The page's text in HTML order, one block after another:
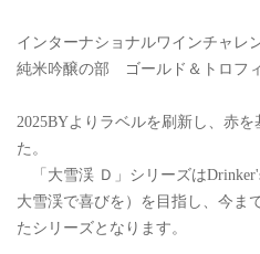
インターナショナルワインチャレ
純米吟醸の部 ゴールド＆トロフ
2025BYよりラベルを刷新し、赤
た。
「大雪渓 Ｄ」シリーズは
大雪渓で喜びを）を目指し、今ま
たシリーズとなります。